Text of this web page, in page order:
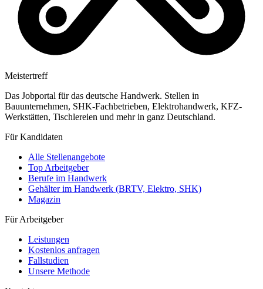
Meistertreff
Das Jobportal für das deutsche Handwerk. Stellen in
Bauunternehmen, SHK-Fachbetrieben, Elektrohandwerk, KFZ-
Werkstätten, Tischlereien und mehr in ganz Deutschland.
Für Kandidaten
Alle Stellenangebote
Top Arbeitgeber
Berufe im Handwerk
Gehälter im Handwerk (BRTV, Elektro, SHK)
Magazin
Für Arbeitgeber
Leistungen
Kostenlos anfragen
Fallstudien
Unsere Methode